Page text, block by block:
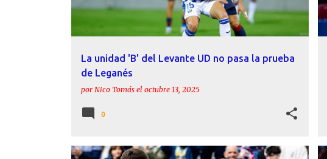
La unidad 'B' del Levante UD no pasa la prueba
de Leganés
por Nico Tomás el octubre 13, 2025
0